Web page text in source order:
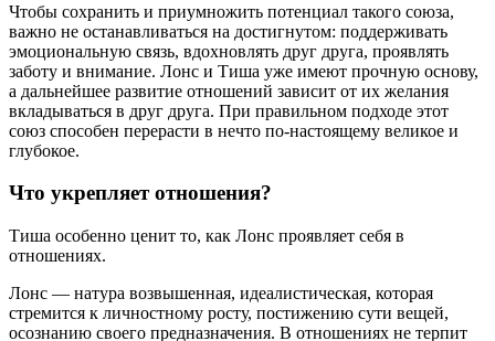
Чтобы сохранить и приумножить потенциал такого союза,
важно не останавливаться на достигнутом: поддерживать
эмоциональную связь, вдохновлять друг друга, проявлять
заботу и внимание. Лонс и Тиша уже имеют прочную основу,
а дальнейшее развитие отношений зависит от их желания
вкладываться в друг друга. При правильном подходе этот
союз способен перерасти в нечто по-настоящему великое и
глубокое.
Что укрепляет отношения?
Тиша особенно ценит то, как Лонс проявляет себя в
отношениях.
Лонс — натура возвышенная, идеалистическая, которая
стремится к личностному росту, постижению сути вещей,
осознанию своего предназначения. В отношениях не терпит